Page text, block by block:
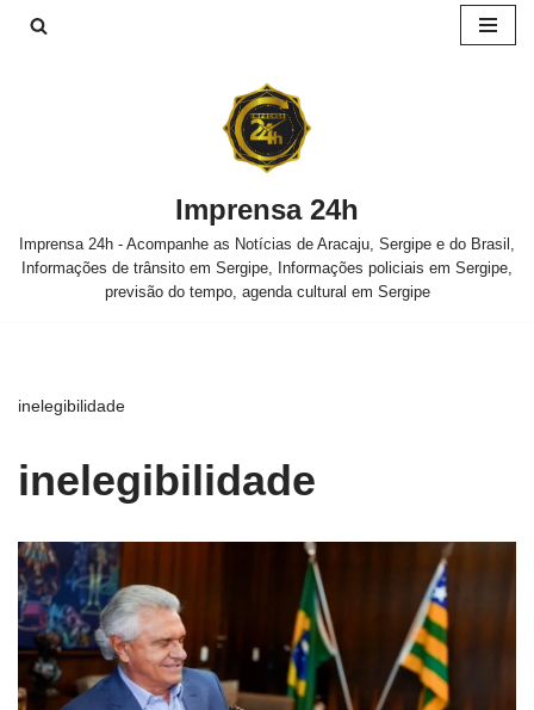
Imprensa 24h
Imprensa 24h - Acompanhe as Notícias de Aracaju, Sergipe e do Brasil,
Informações de trânsito em Sergipe, Informações policiais em Sergipe,
previsão do tempo, agenda cultural em Sergipe
inelegibilidade
inelegibilidade